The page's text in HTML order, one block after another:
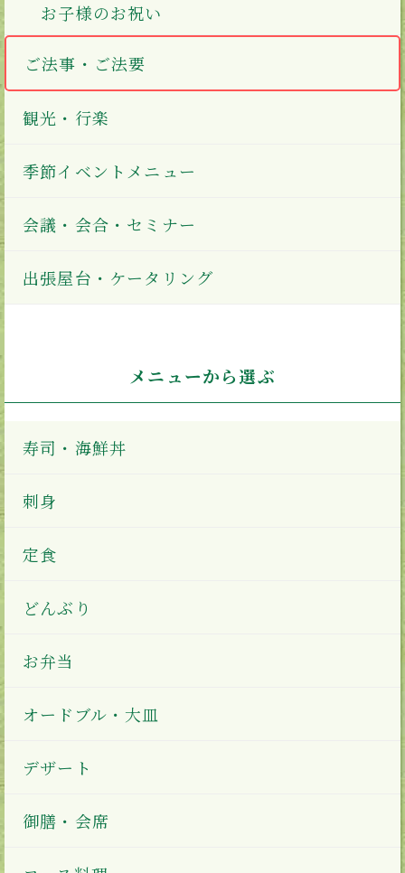
お子様のお祝い
ご法事・ご法要
観光・行楽
季節イベントメニュー
会議・会合・セミナー
出張屋台・ケータリング
メニューから選ぶ
寿司・海鮮丼
刺身
定食
どんぶり
お弁当
オードブル・大皿
デザート
御膳・会席